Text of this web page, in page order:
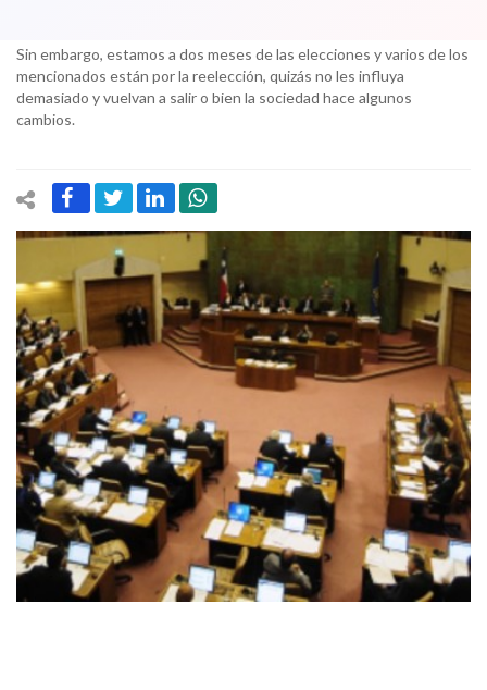
Sin embargo, estamos a dos meses de las elecciones y varios de los
mencionados están por la reelección, quizás no les influya
demasiado y vuelvan a salir o bien la sociedad hace algunos
cambios.